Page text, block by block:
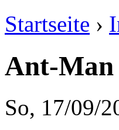
Startseite ›
Ant-Man
So, 17/09/